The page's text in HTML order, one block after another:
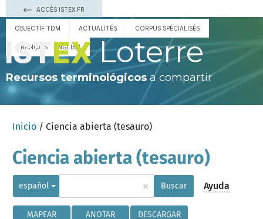
ACCÈS ISTEX.FR
OBJECTIF TDM ACTUALITÉS CORPUS SPÉCIALISÉS
FRANÇAIS ENGLISH Loterre
Recursos terminológicos a compartir
Inicio / Ciencia abierta (tesauro)
Ciencia abierta (tesauro)
español × Buscar Ayuda
MAPEAR ANOTAR DESCARGAR